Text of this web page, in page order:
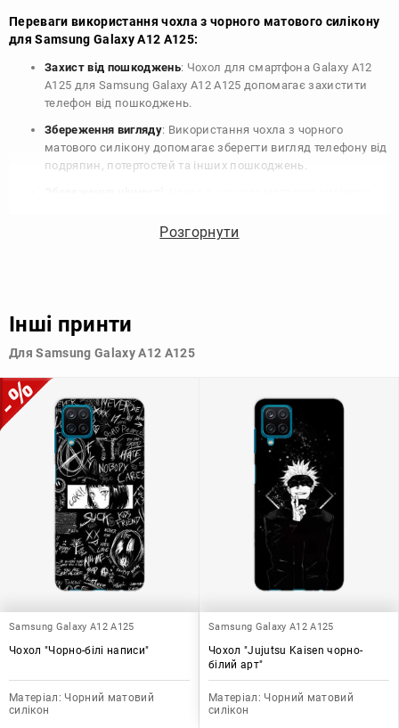
Переваги використання чохла з чорного матового силікону
для Samsung Galaxy A12 A125:
Захист від пошкоджень: Чохол для смартфона Galaxy A12
A125 для Samsung Galaxy A12 A125 допомагає захистити
телефон від пошкоджень.
Збереження вигляду: Використання чохла з чорного
матового силікону допомагає зберегти вигляд телефону від
подряпин, потертостей та інших пошкоджень.
вашого телефону, що особливо важливо для людей, які
стилю та особистому смаку.
Узагалі, чохол для телефону - це дуже корисний аксесуар, який
додати зручності в користуванні.
Розгорнути
Інші принти
Для Samsung Galaxy A12 A125
Samsung Galaxy A12 A125
Чохол "Чорно-білі написи"
Матеріал: Чорний матовий
силікон
Samsung Galaxy A12 A125
Чохол "Jujutsu Kaisen чорно-
білий арт"
Матеріал: Чорний матовий
силікон